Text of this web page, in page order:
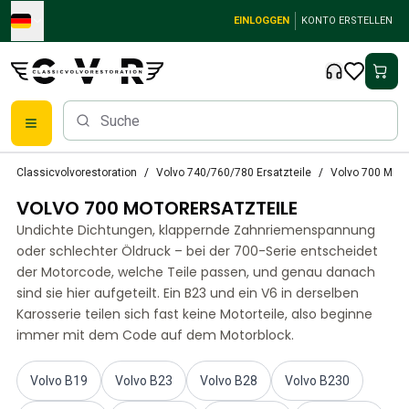
Skip to main content
EINLOGGEN KONTO ERSTELLEN
Volvo PV/Duett Ersatzteile
Volvo PV/Duett-Bremsanlage
Volvo PV/Duett Kraftstoff-/Auspuffanlage
Volvo PV/Duett Elektrische Ausrüstung
Volvo PV/Duett Vorderradaufhängung
Volvo PV/Duett InnenausstattungsErsatzteile
PV/Duett Karosserie
Volvo PV/Duett Getriebe/Hinterradaufhängung
Volvo PV/Duett Kühlsystem
Volvo PV/Duett-MotorenErsatzteile
Classicvolvorestoration Volvo 740/760/780 Ersatzteile Volvo 700
VOLVO 700 MOTORERSATZTEILE
Undichte Dichtungen, klappernde Zahnriemenspannung
oder schlechter Öldruck – bei der 700-Serie entscheidet
der Motorcode, welche Teile passen, und genau danach
sind sie hier aufgeteilt. Ein B23 und ein V6 in derselben
Karosserie teilen sich fast keine Motorteile, also beginne
immer mit dem Code auf dem Motorblock.
Volvo B19 Volvo B23 Volvo B28 Volvo B230